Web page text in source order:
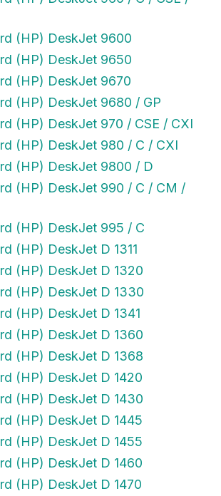
(HP) DeskJet 9600
(HP) DeskJet 9650
(HP) DeskJet 9670
(HP) DeskJet 9680 / GP
(HP) DeskJet 970 / CSE / CXI
(HP) DeskJet 980 / C / CXI
(HP) DeskJet 9800 / D
(HP) DeskJet 990 / C / CM /
(HP) DeskJet 995 / C
(HP) DeskJet D 1311
(HP) DeskJet D 1320
(HP) DeskJet D 1330
(HP) DeskJet D 1341
(HP) DeskJet D 1360
(HP) DeskJet D 1368
(HP) DeskJet D 1420
(HP) DeskJet D 1430
(HP) DeskJet D 1445
(HP) DeskJet D 1455
(HP) DeskJet D 1460
(HP) DeskJet D 1470